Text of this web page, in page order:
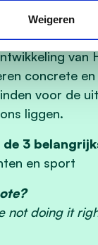
Weigeren
worden
inzet. Mijn
van
concrete
voor de
liggen.
3
en sport
not doing it